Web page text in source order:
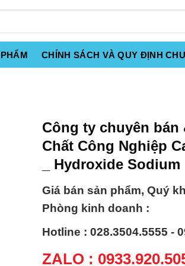
CHÍNH SÁCH VÀ QUY ĐỊNH
Công ty chuyên bán
Chất Công Nghiệp
_ Hydroxide Sodium
Giá bán sản phẩm, Quý
Phòng kinh doanh :
Hotline : 028.3504.5555 -
ZALO :